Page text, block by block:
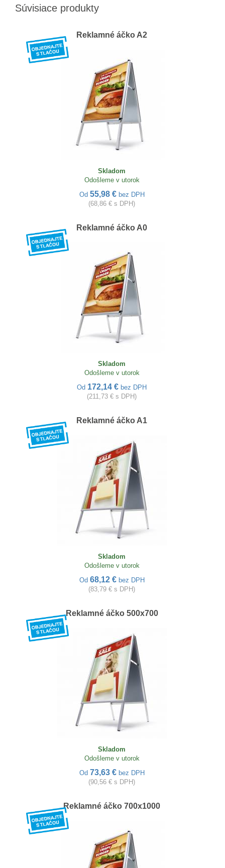
Súvisiace produkty
Reklamné áčko A2
Skladom
Odošleme v utorok
Od 55,98 € bez DPH
(68,86 € s DPH)
Reklamné áčko A0
Skladom
Odošleme v utorok
Od 172,14 € bez DPH
(211,73 € s DPH)
Reklamné áčko A1
Skladom
Odošleme v utorok
Od 68,12 € bez DPH
(83,79 € s DPH)
Reklamné áčko 500x700
Skladom
Odošleme v utorok
Od 73,63 € bez DPH
(90,56 € s DPH)
Reklamné áčko 700x1000